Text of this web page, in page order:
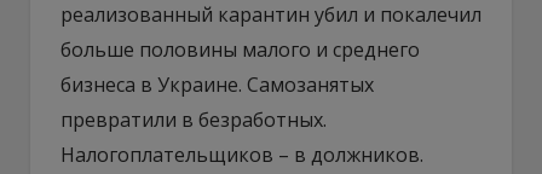
реализованный карантин убил и покалечил
больше половины малого и среднего
бизнеса в Украине. Самозанятых
превратили в безработных.
Налогоплательщиков – в должников.